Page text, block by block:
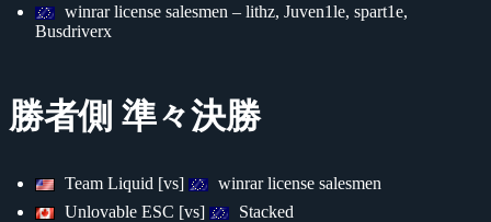
winrar license salesmen – lithz, Juven1le, spart1e,
Busdriverx
勝者側 準々決勝
Team Liquid [vs]
winrar license salesmen
Unlovable ESC [vs]
Stacked